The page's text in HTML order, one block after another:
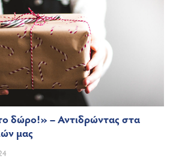
δώρο!» – Αντιδρώντας στα
μας